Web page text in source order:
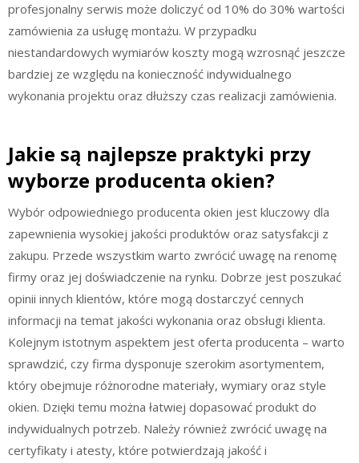
profesjonalny serwis może doliczyć od 10% do 30% wartości
zamówienia za usługę montażu. W przypadku
niestandardowych wymiarów koszty mogą wzrosnąć jeszcze
bardziej ze względu na konieczność indywidualnego
wykonania projektu oraz dłuższy czas realizacji zamówienia.
Jakie są najlepsze praktyki przy
wyborze producenta okien?
Wybór odpowiedniego producenta okien jest kluczowy dla
zapewnienia wysokiej jakości produktów oraz satysfakcji z
zakupu. Przede wszystkim warto zwrócić uwagę na renomę
firmy oraz jej doświadczenie na rynku. Dobrze jest poszukać
opinii innych klientów, które mogą dostarczyć cennych
informacji na temat jakości wykonania oraz obsługi klienta.
Kolejnym istotnym aspektem jest oferta producenta – warto
sprawdzić, czy firma dysponuje szerokim asortymentem,
który obejmuje różnorodne materiały, wymiary oraz style
okien. Dzięki temu można łatwiej dopasować produkt do
indywidualnych potrzeb. Należy również zwrócić uwagę na
certyfikaty i atesty, które potwierdzają jakość i